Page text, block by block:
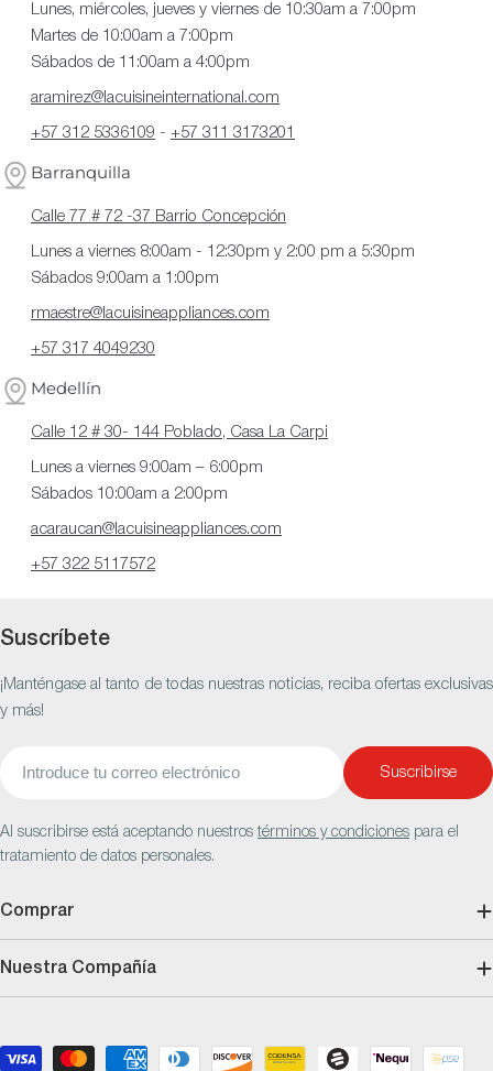
Lunes, miércoles, jueves y viernes de 10:30am a 7:00pm
Martes de 10:00am a 7:00pm
Sábados de 11:00am a 4:00pm
aramirez@lacuisineinternational.com
+57 312 5336109 - +57 311 3173201
Barranquilla
Calle 77 # 72 -37 Barrio Concepción
Lunes a viernes 8:00am - 12:30pm y 2:00 pm a 5:30pm
Sábados 9:00am a 1:00pm
rmaestre@lacuisineappliances.com
+57 317 4049230
Medellín
Calle 12 # 30- 144 Poblado, Casa La Carpi
Lunes a viernes 9:00am – 6:00pm
Sábados 10:00am a 2:00pm
acaraucan@lacuisineappliances.com
+57 322 5117572
Suscríbete
¡Manténgase al tanto de todas nuestras noticias, reciba ofertas exclusivas
y más!
Suscribirse
Al suscribirse está aceptando nuestrostérminos y condiciones para el
tratamiento de datos personales.
Comprar
Nuestra Compañía
Métodos